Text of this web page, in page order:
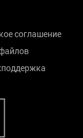
соглашение